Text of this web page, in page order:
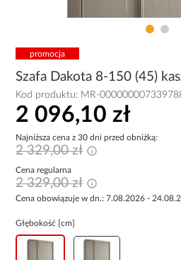
promocja
Szafa Dakota 8-150 (45)
Kod produktu: MR-
2 096,10 zł
Najniższa cena z 30 dni przed obniżką:
2 329,00 zł
Cena regularna
2 329,00 zł
Cena obowiązuje w dn.: 7.08.2026 -
Głębokość [cm]